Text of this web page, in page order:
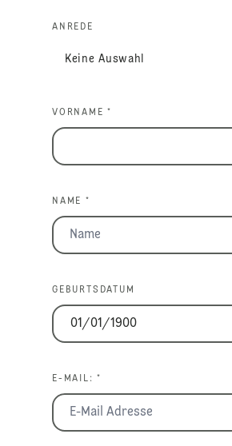
ANREDE
VORNAME *
NAME *
GEBURTSDATUM
E-MAIL: *